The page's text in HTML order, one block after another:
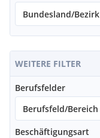
Bundesland/Bezirk
WEITERE FILTER
Berufsfelder
Berufsfeld/Bereich
Beschäftigungsart